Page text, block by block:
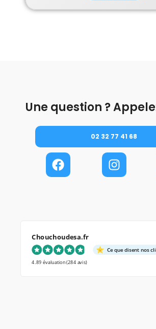
Une question ?
02 32 77 41 68
Chouchoudesa.fr
Ce que disent nos
4.89 évaluation(284 avis)